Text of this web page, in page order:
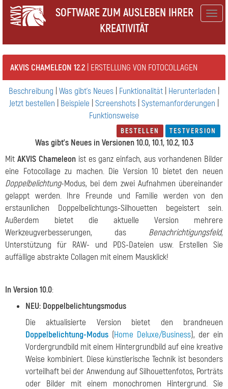
SOFTWARE ZUM AUSLEBEN IHRER
KREATIVITÄT
AKVIS CHAMELEON 12.2 | ERSTELLUNG VON FOTOCOLLAGEN
Beschreibung Was gibt's Neues Funktionalität Herunterladen
Jetzt bestellen
Beispiele Screenshots Systemanforderungen
Funktionsweise
BESTELLEN TESTVERSION
Was gibt's Neues in Versionen 10.0, 10.1, 10.2, 10.3
Mit AKVIS Chameleonist es ganz einfach, aus vorhandenen Bilder
eine Fotocollage zu machen. Die Version 10 bietet den neuen
Doppelbelichtung-Modus, bei dem zwei Aufnahmen übereinander
gelappt werden. Ihre Freunde und Familie werden von den
erstaunlichen Doppelbelichtungs-Silhouetten begeistert sein.
Außerdem bietet die aktuelle Version mehrere
Werkzeugverbesserungen, das Benachrichtigungsfeld,
Unterstützung für RAW- und PDS-Dateien usw. Erstellen Sie
auffällige abstrakte Collagen mit einem Mausklick!
In Version 10.0:
NEU: Doppelbelichtungsmodus
Die aktualisierte Version bietet den brandneuen
Doppelbelichtung-Modus (Home Deluxe/Business), der ein
Vordergrundbild mit einem Hintergrundbild auf eine kreative
Weise kombiniert. Diese künstlerische Technik ist besonders
vorteilhaft bei der Anwendung auf Silhouettenfotos, Porträts
oder Bilder mit einem monochromen Hintergrund. Sie